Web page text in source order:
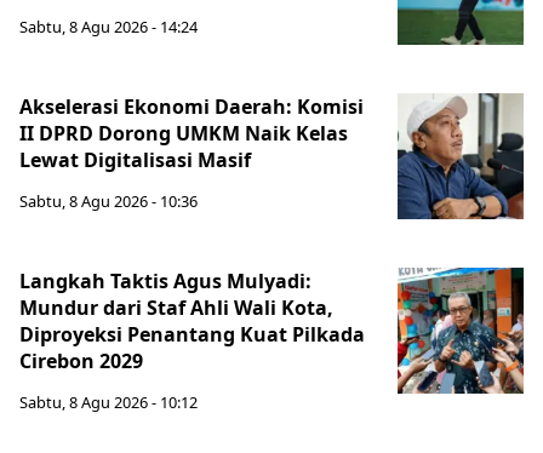
Sabtu, 8 Agu 2026 - 14:24
Akselerasi Ekonomi Daerah: Komisi
II DPRD Dorong UMKM Naik Kelas
Lewat Digitalisasi Masif
Sabtu, 8 Agu 2026 - 10:36
Langkah Taktis Agus Mulyadi:
Mundur dari Staf Ahli Wali Kota,
Diproyeksi Penantang Kuat Pilkada
Cirebon 2029
Sabtu, 8 Agu 2026 - 10:12